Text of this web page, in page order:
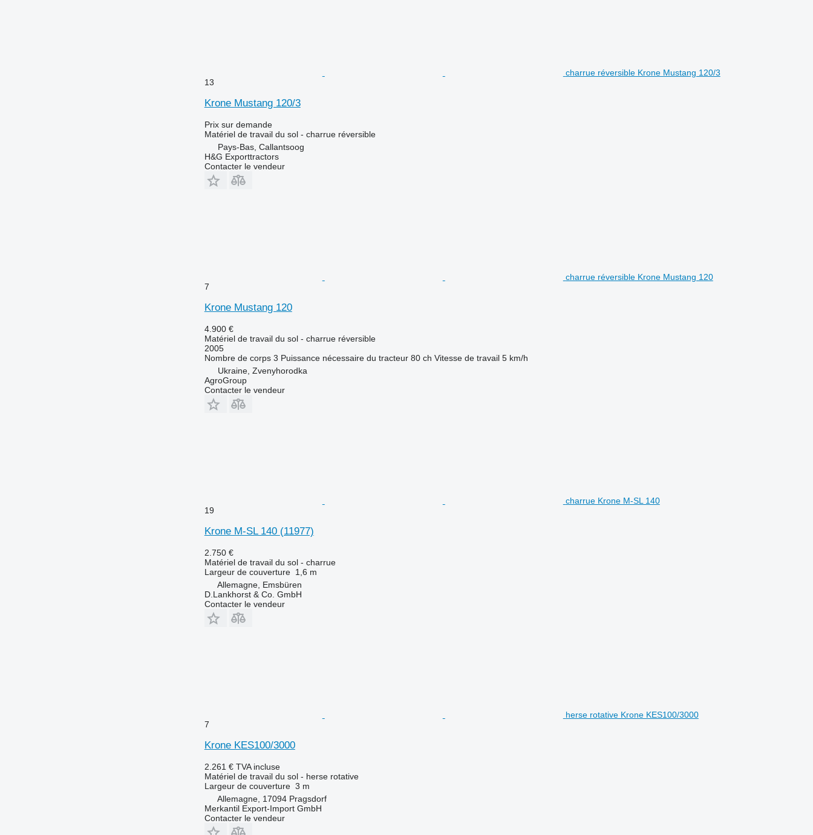
charrue réversible Krone Mustang 120/3
13
Krone Mustang 120/3
Prix sur demande
Matériel de travail du sol - charrue réversible
Pays-Bas, Callantsoog
H&G Exporttractors
Contacter le vendeur
charrue réversible Krone Mustang 120
7
Krone Mustang 120
4.900 €
Matériel de travail du sol - charrue réversible
2005
Nombre de corps 3 Puissance nécessaire du tracteur 80 ch Vitesse de travail 5 km/h
Ukraine, Zvenyhorodka
AgroGroup
Contacter le vendeur
charrue Krone M-SL 140
19
Krone M-SL 140 (11977)
2.750 €
Matériel de travail du sol - charrue
Largeur de couverture 1,6 m
Allemagne, Emsbüren
D.Lankhorst & Co. GmbH
Contacter le vendeur
herse rotative Krone KES100/3000
7
Krone KES100/3000
2.261 € TVA incluse
Matériel de travail du sol - herse rotative
Largeur de couverture 3 m
Allemagne, 17094 Pragsdorf
Merkantil Export-Import GmbH
Contacter le vendeur